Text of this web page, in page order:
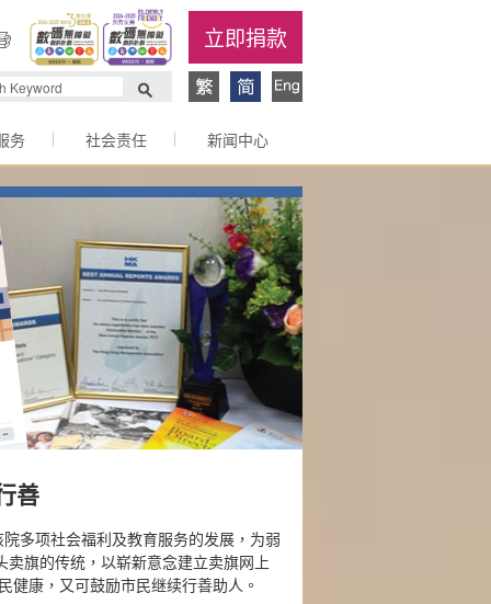
立即捐款
务 社会责任 新闻中心
善
多项社会福利及教育服务的发展，为弱
旗的传统，以崭新意念建立卖旗网上
健康，又可鼓励市民继续行善助人。